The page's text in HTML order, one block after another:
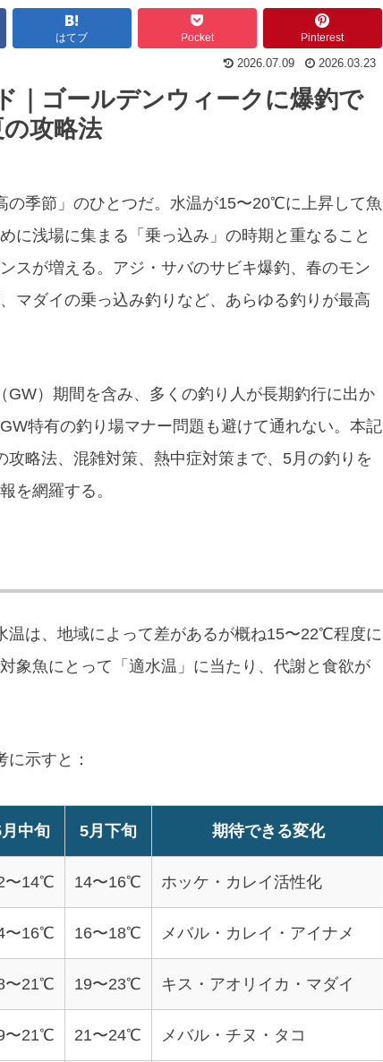
はてブ Pocket Pinterest
2026.07.09 2026.03.23
｜ゴールデンウィークに爆釣で
攻略法
の季節」のひとつだ。水温が15〜20℃に上昇して魚
に浅場に集まる「乗っ込み」の時期と重なること
スが増える。アジ・サバのサビキ爆釣、春のモン
マダイの乗っ込み釣りなど、あらゆる釣りが最高
GW）期間を含み、多くの釣り人が長期釣行に出か
特有の釣り場マナー問題も避けて通れない。本記
略法、混雑対策、熱中症対策まで、5月の釣りを
を網羅する。
温は、地域によって差があるが概ね15〜22℃程度に
象魚にとって「適水温」に当たり、代謝と食欲が
示すと：
中旬 5月下旬 期待できる変化
〜14℃ 14〜16℃ ホッケ・カレイ活性化
〜16℃ 16〜18℃ メバル・カレイ・アイナメ
〜21℃ 19〜23℃ キス・アオリイカ・マダイ
〜21℃ 21〜24℃ メバル・チヌ・タコ